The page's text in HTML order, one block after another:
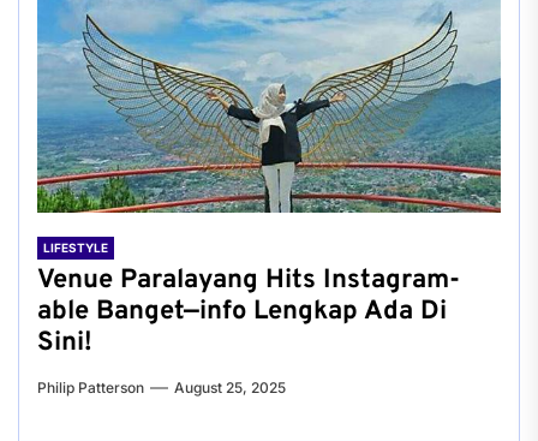
LIFESTYLE
Venue Paralayang Hits Instagram-
able Banget—info Lengkap Ada Di
Sini!
Philip Patterson August 25, 2025